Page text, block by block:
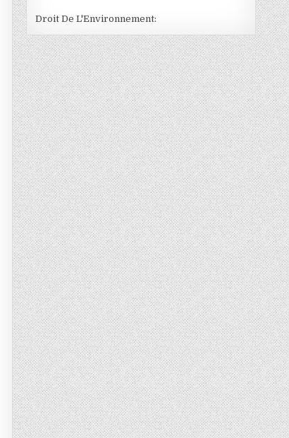
Droit De L'Environnement: